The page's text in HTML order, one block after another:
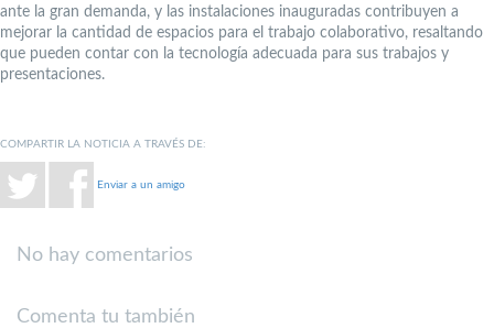
ante la gran demanda, y las instalaciones inauguradas contribuyen a
mejorar la cantidad de espacios para el trabajo colaborativo, resaltando
que pueden contar con la tecnología adecuada para sus trabajos y
presentaciones.
COMPARTIR LA NOTICIA A TRAVÉS DE:
Enviar a un amigo
No hay comentarios
Comenta tu también